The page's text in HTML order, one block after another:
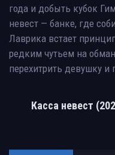
года и добыть кубок
невест — банке, где
Лаврика встает
редким чутьем на
перехитрить девушку и
Касса невест